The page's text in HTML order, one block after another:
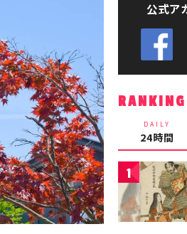
公式ア
RANKING
DAILY
24時間
1